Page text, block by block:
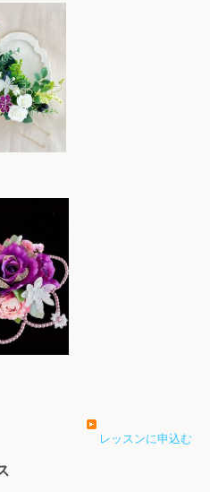
レッスンに申込む
テンコース